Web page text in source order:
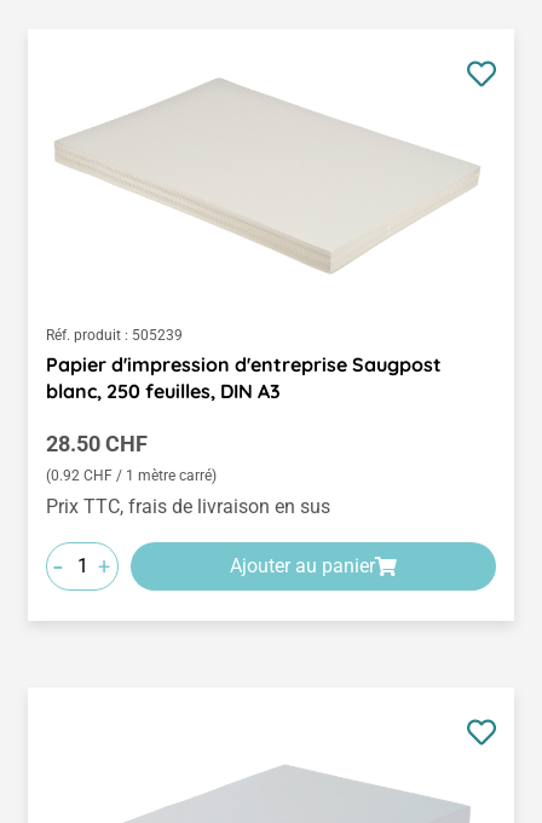
Réf. produit : 505239
Papier d'impression d'entreprise Saugpost
blanc, 250 feuilles, DIN A3
Prix régulier :
28.50 CHF
(0.92 CHF / 1 mètre carré)
Prix TTC, frais de livraison en sus
- + Ajouter au panier